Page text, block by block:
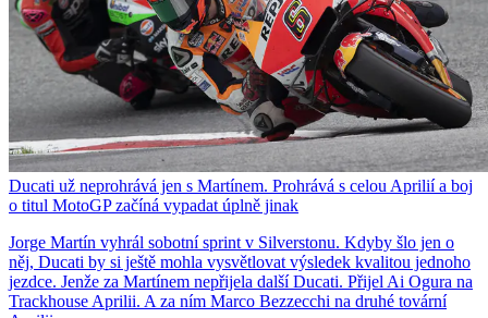
Ducati už neprohrává jen s Martínem. Prohrává s celou Aprilií a boj
o titul MotoGP začíná vypadat úplně jinak
Jorge Martín vyhrál sobotní sprint v Silverstonu. Kdyby šlo jen o
něj, Ducati by si ještě mohla vysvětlovat výsledek kvalitou jednoho
jezdce. Jenže za Martínem nepřijela další Ducati. Přijel Ai Ogura na
Trackhouse Aprilii. A za ním Marco Bezzecchi na druhé tovární